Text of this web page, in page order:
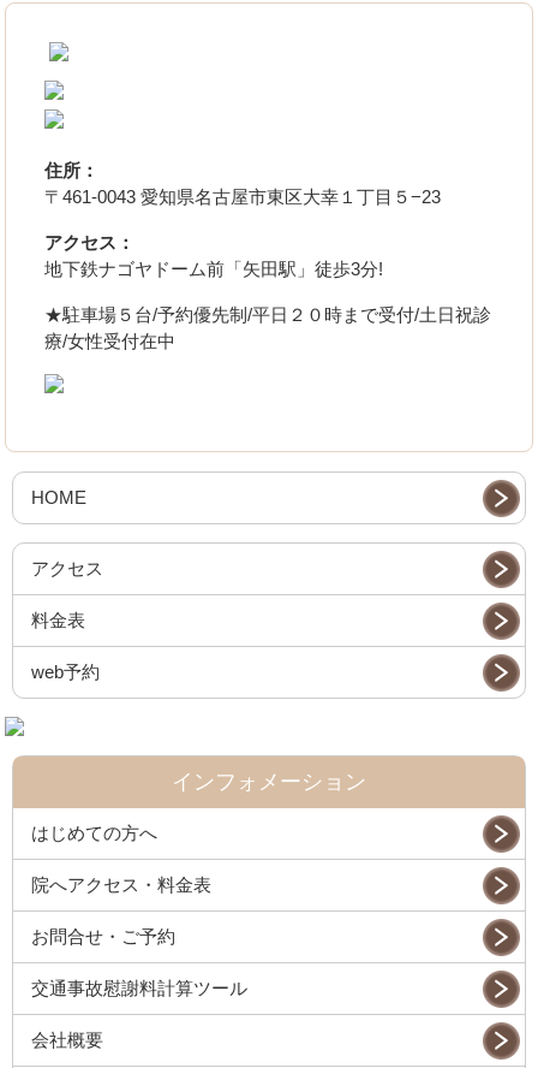
住所：
〒461-0043 愛知県名古屋市東区大幸１丁目５−23
アクセス：
地下鉄ナゴヤドーム前「矢田駅」徒歩3分!
★駐車場５台/予約優先制/平日２０時まで受付/土日祝診
療/女性受付在中
HOME
アクセス
料金表
web予約
インフォメーション
はじめての方へ
院へアクセス・料金表
お問合せ・ご予約
交通事故慰謝料計算ツール
会社概要